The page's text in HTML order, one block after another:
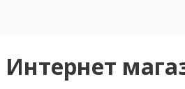
Интернет